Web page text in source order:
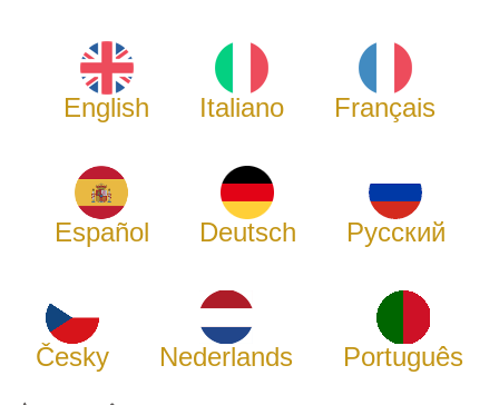
English Italiano Français
Español Deutsch Русский
Česky Nederlands Português